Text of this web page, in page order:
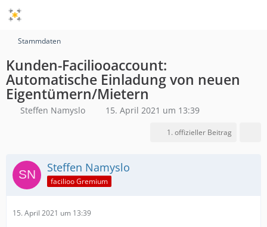
Stammdaten
Kunden-Faciliooaccount:
Automatische Einladung von neuen
Eigentümern/Mietern
Steffen Namyslo 15. April 2021 um 13:39
1. offizieller Beitrag
Steffen Namyslo
facilioo Gremium
15. April 2021 um 13:39